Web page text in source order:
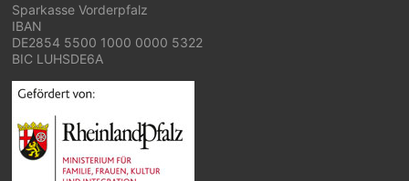
Sparkasse Vorderpfalz
IBAN
DE2854 5500 1000 0000 5322
BIC LUHSDE6A